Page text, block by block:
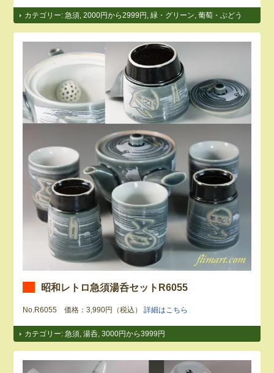
カテゴリー:急須 ,2000円から2999円 ,緑・グリーン ,葡萄・ぶどう
昭和レトロ急須湯呑セットR6055
No.R6055 価格：3,990円（税込）詳細はこちら
カテゴリー:急須 ,湯呑 ,3000円から3999円